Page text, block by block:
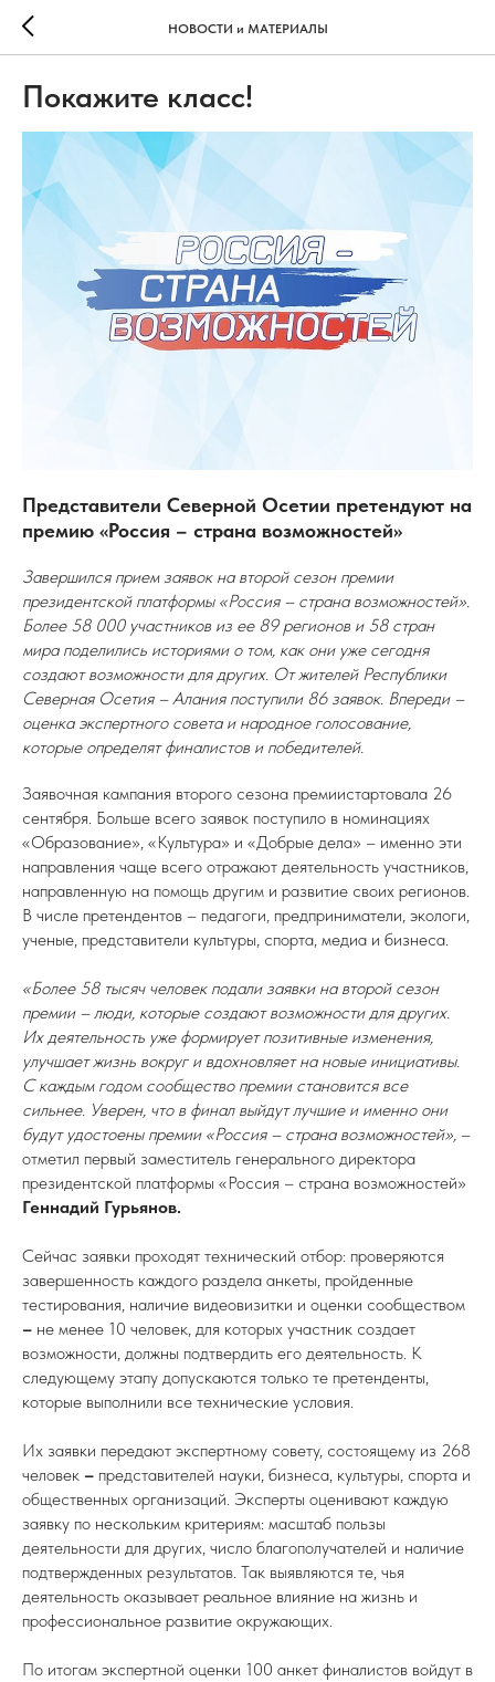
НОВОСТИ и МАТЕРИАЛЫ
Покажите класс!
Представители Северной Осетии претендуют на
премию «Россия – страна возможностей»
Завершился прием заявок на второй сезон премии
президентской платформы «Россия – страна возможностей».
Более 58 000 участников из ее 89 регионов и 58 стран
мира поделились историями о том, как они уже сегодня
создают возможности для других. От жителей Республики
Северная Осетия – Алания поступили 86 заявок. Впереди –
оценка экспертного совета и народное голосование,
которые определят финалистов и победителей.
Заявочная кампания второго сезона премиистартовала 26
сентября. Больше всего заявок поступило в номинациях
«Образование», «Культура» и «Добрые дела» – именно эти
направления чаще всего отражают деятельность участников,
направленную на помощь другим и развитие своих регионов.
В числе претендентов – педагоги, предприниматели, экологи,
ученые, представители культуры, спорта, медиа и бизнеса.
«Более 58 тысяч человек подали заявки на второй сезон
премии – люди, которые создают возможности для других.
Их деятельность уже формирует позитивные изменения,
улучшает жизнь вокруг и вдохновляет на новые инициативы.
С каждым годом сообщество премии становится все
сильнее. Уверен, что в финал выйдут лучшие и именно они
будут удостоены премии «Россия – страна возможностей», –
отметил первый заместитель генерального директора
президентской платформы «Россия – страна возможностей»
Геннадий Гурьянов.
Сейчас заявки проходят технический отбор: проверяются
завершенность каждого раздела анкеты, пройденные
тестирования, наличие видеовизитки и оценки сообществом
– не менее 10 человек, для которых участник создает
возможности, должны подтвердить его деятельность. К
следующему этапу допускаются только те претенденты,
которые выполнили все технические условия.
Их заявки передают экспертному совету, состоящему из 268
человек – представителей науки, бизнеса, культуры, спорта и
общественных организаций. Эксперты оценивают каждую
заявку по нескольким критериям: масштаб пользы
деятельности для других, число благополучателей и наличие
подтвержденных результатов. Так выявляются те, чья
деятельность оказывает реальное влияние на жизнь и
профессиональное развитие окружающих.
По итогам экспертной оценки 100 анкет финалистов войдут в